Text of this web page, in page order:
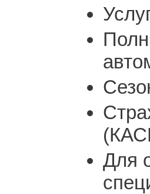
Для